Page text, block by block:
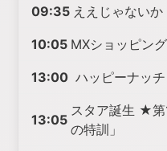
09:35 ええじゃないか
10:05 MXショッピング
13:00 ハッピーナッチ
13:05
スタア誕生 ★第
の特訓」